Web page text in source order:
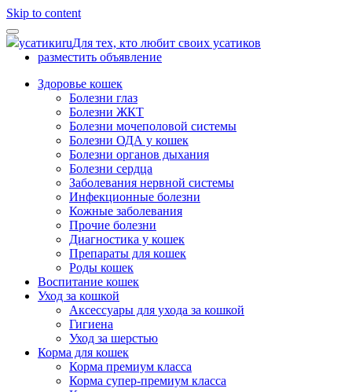
Skip to content
усатикиruДля тех, кто любит своих усатиков
разместить объявление
Здоровье кошек
Болезни глаз
Болезни ЖКТ
Болезни мочеполовой системы
Болезни ОДА у кошек
Болезни органов дыхания
Болезни сердца
Заболевания нервной системы
Инфекционные болезни
Кожные заболевания
Прочие болезни
Диагностика у кошек
Препараты для кошек
Роды кошек
Воспитание кошек
Уход за кошкой
Аксессуары для ухода за кошкой
Гигиена
Уход за шерстью
Корма для кошек
Корма премиум класса
Корма супер-премиум класса